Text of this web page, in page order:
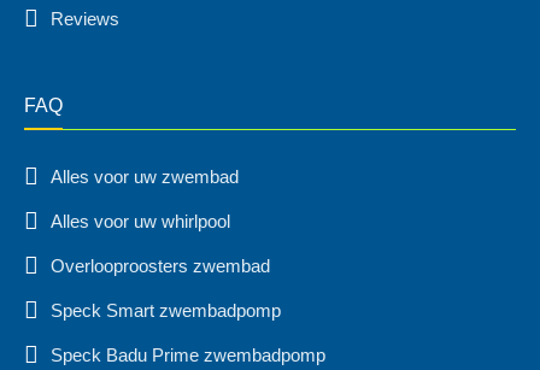
Reviews
FAQ
Alles voor uw zwembad
Alles voor uw whirlpool
Overlooproosters zwembad
Speck Smart zwembadpomp
Speck Badu Prime zwembadpomp